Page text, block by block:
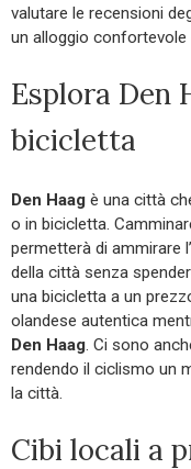
valutare le recensioni
un alloggio
Esplora Den
bicicletta
Den Haag è una città
o in bicicletta.
permetterà di ammirare
della città senza
una bicicletta a un
olandese autentica
Den Haag. Ci sono
rendendo il ciclismo un
la città.
Cibi locali a